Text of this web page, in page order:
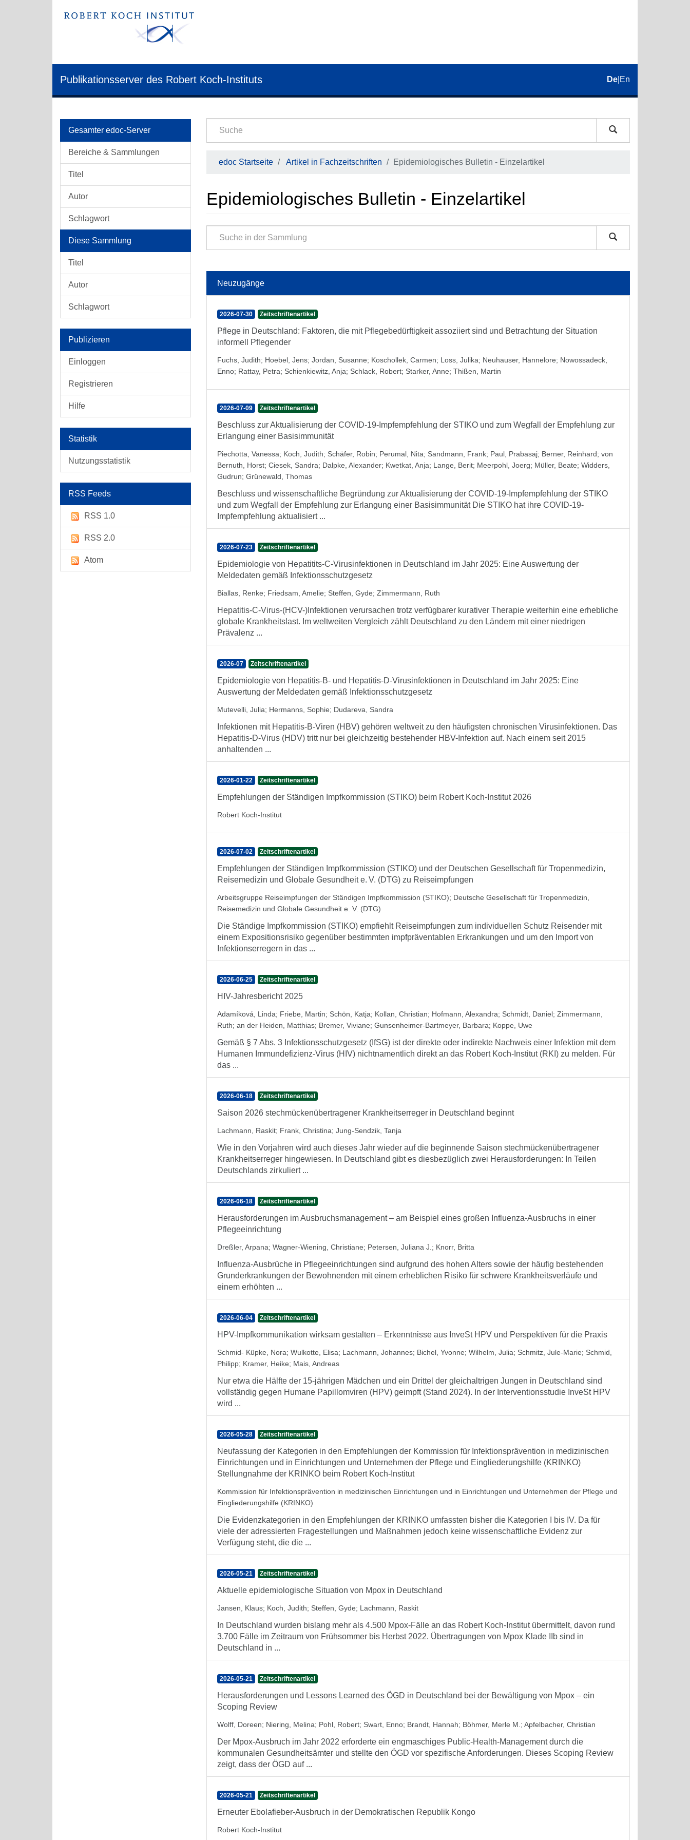
Publikationsserver des Robert Koch-Instituts De En
Gesamter edoc-Server
Bereiche & Sammlungen
Titel
Autor
Schlagwort
Diese Sammlung
Titel
Autor
Schlagwort
Publizieren
Einloggen
Registrieren
Hilfe
Statistik
Nutzungsstatistik
RSS Feeds
RSS 1.0
RSS 2.0
Atom
edoc Startseite Artikel in Fachzeitschriften Epidemiologisches Bulletin - Einzelartikel
Epidemiologisches Bulletin - Einzelartikel
Neuzugänge
2026-07-30 Zeitschriftenartikel
Pflege in Deutschland: Faktoren, die mit Pflegebedürftigkeit assoziiert sind und Betrachtung der Situation
informell Pflegender
Fuchs, Judith; Hoebel, Jens; Jordan, Susanne; Koschollek, Carmen; Loss, Julika; Neuhauser, Hannelore; Nowossadeck,
Enno; Rattay, Petra; Schienkiewitz, Anja; Schlack, Robert; Starker, Anne; Thißen, Martin
2026-07-09 Zeitschriftenartikel
Beschluss zur Aktualisierung der COVID-19-Impfempfehlung der STIKO und zum Wegfall der Empfehlung zur
Erlangung einer Basisimmunität
Piechotta, Vanessa; Koch, Judith; Schäfer, Robin; Perumal, Nita; Sandmann, Frank; Paul, Prabasaj; Berner, Reinhard; von
Bernuth, Horst; Ciesek, Sandra; Dalpke, Alexander; Kwetkat, Anja; Lange, Berit; Meerpohl, Joerg; Müller, Beate; Widders,
Gudrun; Grünewald, Thomas
Beschluss und wissenschaftliche Begründung zur Aktualisierung der COVID-19-Impfempfehlung der STIKO
und zum Wegfall der Empfehlung zur Erlangung einer Basisimmunität Die STIKO hat ihre COVID-19-
Impfempfehlung aktualisiert ...
2026-07-23 Zeitschriftenartikel
Epidemiologie von Hepatitits-C-Virusinfektionen in Deutschland im Jahr 2025: Eine Auswertung der
Meldedaten gemäß Infektionsschutzgesetz
Biallas, Renke; Friedsam, Amelie; Steffen, Gyde; Zimmermann, Ruth
Hepatitis-C-Virus-(HCV-)Infektionen verursachen trotz verfügbarer kurativer Therapie weiterhin eine erhebliche
globale Krankheitslast. Im weltweiten Vergleich zählt Deutschland zu den Ländern mit einer niedrigen
Prävalenz ...
2026-07 Zeitschriftenartikel
Epidemiologie von Hepatitis-B- und Hepatitis-D-Virusinfektionen in Deutschland im Jahr 2025: Eine
Auswertung der Meldedaten gemäß Infektionsschutzgesetz
Mutevelli, Julia; Hermanns, Sophie; Dudareva, Sandra
Infektionen mit Hepatitis-B-Viren (HBV) gehören weltweit zu den häufigsten chronischen Virusinfektionen. Das
Hepatitis-D-Virus (HDV) tritt nur bei gleichzeitig bestehender HBV-Infektion auf. Nach einem seit 2015
anhaltenden ...
2026-01-22 Zeitschriftenartikel
Empfehlungen der Ständigen Impfkommission (STIKO) beim Robert Koch-Institut 2026
Robert Koch-Institut
2026-07-02 Zeitschriftenartikel
Empfehlungen der Ständigen Impfkommission (STIKO) und der Deutschen Gesellschaft für Tropenmedizin,
Reisemedizin und Globale Gesundheit e. V. (DTG) zu Reiseimpfungen
Arbeitsgruppe Reiseimpfungen der Ständigen Impfkommission (STIKO); Deutsche Gesellschaft für Tropenmedizin,
Reisemedizin und Globale Gesundheit e. V. (DTG)
Die Ständige Impfkommission (STIKO) empfiehlt Reiseimpfungen zum individuellen Schutz Reisender mit
einem Expositionsrisiko gegenüber bestimmten impfpräventablen Erkrankungen und um den Import von
Infektionserregern in das ...
2026-06-25 Zeitschriftenartikel
HIV-Jahresbericht 2025
Adamíková, Linda; Friebe, Martin; Schön, Katja; Kollan, Christian; Hofmann, Alexandra; Schmidt, Daniel; Zimmermann,
Ruth; an der Heiden, Matthias; Bremer, Viviane; Gunsenheimer-Bartmeyer, Barbara; Koppe, Uwe
Gemäß § 7 Abs. 3 Infektionsschutzgesetz (IfSG) ist der direkte oder indirekte Nachweis einer Infektion mit dem
Humanen Immundefizienz-Virus (HIV) nichtnamentlich direkt an das Robert Koch-Institut (RKI) zu melden. Für
das ...
2026-06-18 Zeitschriftenartikel
Saison 2026 stechmückenübertragener Krankheitserreger in Deutschland beginnt
Lachmann, Raskit; Frank, Christina; Jung-Sendzik, Tanja
Wie in den Vorjahren wird auch dieses Jahr wieder auf die beginnende Saison stechmückenübertragener
Krankheitserreger hingewiesen. In Deutschland gibt es diesbezüglich zwei Herausforderungen: In Teilen
Deutschlands zirkuliert ...
2026-06-18 Zeitschriftenartikel
Herausforderungen im Ausbruchsmanagement – am Beispiel eines großen Influenza-Ausbruchs in einer
Pflegeeinrichtung
Dreßler, Arpana; Wagner-Wiening, Christiane; Petersen, Juliana J. ; Knorr, Britta
Influenza-Ausbrüche in Pflegeeinrichtungen sind aufgrund des hohen Alters sowie der häufig bestehenden
Grunderkrankungen der Bewohnenden mit einem erheblichen Risiko für schwere Krankheitsverläufe und
einem erhöhten ...
2026-06-04 Zeitschriftenartikel
HPV-Impfkommunikation wirksam gestalten – Erkenntnisse aus InveSt HPV und Perspektiven für die Praxis
Schmid- Küpke, Nora; Wulkotte, Elisa; Lachmann, Johannes; Bichel, Yvonne; Wilhelm, Julia; Schmitz, Jule-Marie; Schmid,
Philipp; Kramer, Heike; Mais, Andreas
Nur etwa die Hälfte der 15-jährigen Mädchen und ein Drittel der gleichaltrigen Jungen in Deutschland sind
vollständig gegen Humane Papillomviren (HPV) geimpft (Stand 2024). In der Interventionsstudie InveSt HPV
wird ...
2026-05-28 Zeitschriftenartikel
Neufassung der Kategorien in den Empfehlungen der Kommission für Infektionsprävention in medizinischen
Einrichtungen und in Einrichtungen und Unternehmen der Pflege und Eingliederungshilfe (KRINKO)
Stellungnahme der KRINKO beim Robert Koch-Institut
Kommission für Infektionsprävention in medizinischen Einrichtungen und in Einrichtungen und Unternehmen der Pflege und
Eingliederungshilfe (KRINKO)
Die Evidenzkategorien in den Empfehlungen der KRINKO umfassten bisher die Kategorien I bis IV. Da für
viele der adressierten Fragestellungen und Maßnahmen jedoch keine wissenschaftliche Evidenz zur
Verfügung steht, die die ...
2026-05-21 Zeitschriftenartikel
Aktuelle epidemiologische Situation von Mpox in Deutschland
Jansen, Klaus; Koch, Judith; Steffen, Gyde; Lachmann, Raskit
In Deutschland wurden bislang mehr als 4.500 Mpox-Fälle an das Robert Koch-Institut übermittelt, davon rund
3.700 Fälle im Zeitraum von Frühsommer bis Herbst 2022. Übertragungen von Mpox Klade IIb sind in
Deutschland in ...
2026-05-21 Zeitschriftenartikel
Herausforderungen und Lessons Learned des ÖGD in Deutschland bei der Bewältigung von Mpox – ein
Scoping Review
Wolff, Doreen; Niering, Melina; Pohl, Robert; Swart, Enno; Brandt, Hannah; Böhmer, Merle M. ; Apfelbacher, Christian
Der Mpox-Ausbruch im Jahr 2022 erforderte ein engmaschiges Public-Health-Management durch die
kommunalen Gesundheitsämter und stellte den ÖGD vor spezifische Anforderungen. Dieses Scoping Review
zeigt, dass der ÖGD auf ...
2026-05-21 Zeitschriftenartikel
Erneuter Ebolafieber-Ausbruch in der Demokratischen Republik Kongo
Robert Koch-Institut